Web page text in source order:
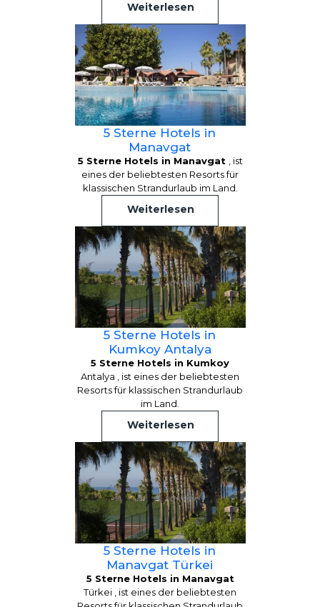
Weiterlesen
5 Sterne Hotels in
Manavgat
5 Sterne Hotels in Manavgat
, ist
eines der beliebtesten Resorts für
klassischen Strandurlaub im Land.
Weiterlesen
5 Sterne Hotels in
Kumkoy Antalya
5 Sterne Hotels in Kumkoy
Antalya , ist eines der beliebtesten
Resorts für klassischen Strandurlaub
im Land.
Weiterlesen
5 Sterne Hotels in
Manavgat Türkei
5 Sterne Hotels in Manavgat
Türkei , ist eines der beliebtesten